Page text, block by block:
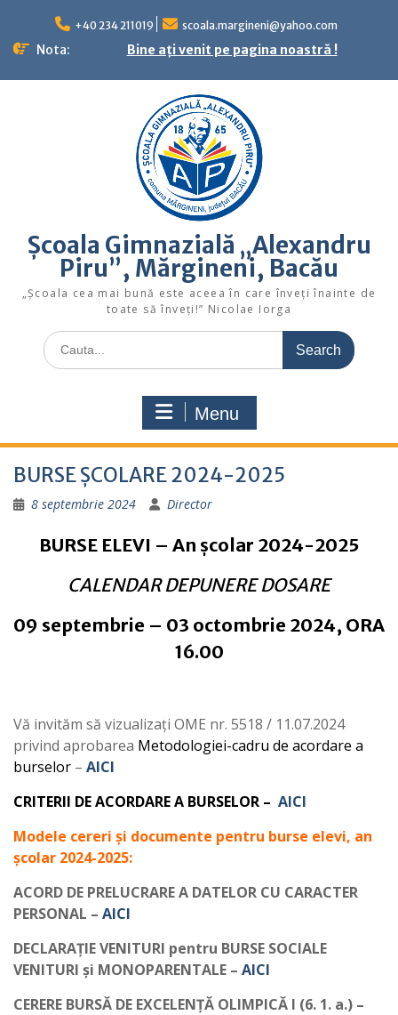
content
+40 234 211019 scoala.margineni@yahoo.com
Nota: Bine ați venit pe pagina noastră !
Școala Gimnazială „Alexandru
Piru”, Mărgineni, Bacău
„Şcoala cea mai bună este aceea în care înveţi înainte de
toate să înveţi!” Nicolae Iorga
Search
for:
Menu
BURSE ȘCOLARE 2024-2025
8 septembrie 2024 Director
BURSE ELEVI – An școlar 2024-2025
CALENDAR DEPUNERE DOSARE
09 septembrie – 03 octombrie 2024, ORA
16.00
Vă invităm să vizualizați OME nr. 5518 / 11.07.2024
privind aprobarea Metodologiei-cadru de acordare a
burselor – AICI
CRITERII DE ACORDARE A BURSELOR – AICI
Modele cereri și documente pentru burse elevi, an
școlar 2024-2025:
ACORD DE PRELUCRARE A DATELOR CU CARACTER
PERSONAL – AICI
DECLARAŢIE VENITURI pentru BURSE SOCIALE
VENITURI și MONOPARENTALE – AICI
CERERE BURSĂ DE EXCELENȚĂ OLIMPICĂ I (6. 1. a.) –